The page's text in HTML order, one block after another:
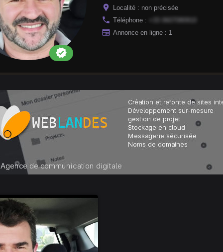
verified
location_pin Localité : non précisée
phone Téléphone :
newspaper Annonce en ligne : 1